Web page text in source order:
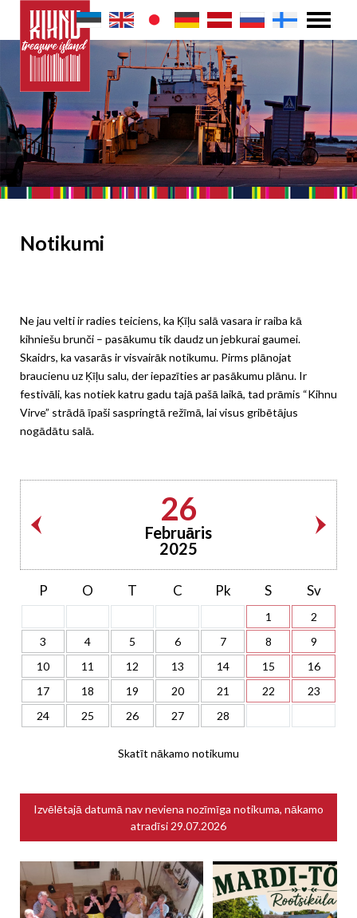
Notikumi
Ne jau velti ir radies teiciens, ka Ķīļu salā vasara ir raiba kā
kihniešu brunči – pasākumu tik daudz un jebkurai gaumei.
Skaidrs, ka vasarās ir visvairāk notikumu. Pirms plānojat
braucienu uz Ķīļu salu, der iepazīties ar pasākumu plānu. Ir
festivāli, kas notiek katru gadu tajā pašā laikā, tad prāmis “Kihnu
Virve” strādā īpaši saspringtā režīmā, lai visus gribētājus
nogādātu salā.
26
Februāris
2025
P O T C Pk S Sv
1
2
3
4 5 6 7 8
9
10
11 12 13 14 15
16
17
18 19 20 21 22
23
24
25 26 27 28
Skatīt nākamo notikumu
Izvēlētajā datumā nav neviena nozīmīga notikuma, nākamo
atradīsi 29.07.2026